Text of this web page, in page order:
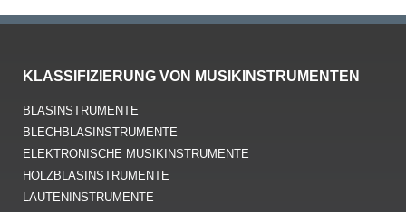
KLASSIFIZIERUNG VON MUSIKINSTRUMENTEN
BLASINSTRUMENTE
BLECHBLASINSTRUMENTE
ELEKTRONISCHE MUSIKINSTRUMENTE
HOLZBLASINSTRUMENTE
LAUTENINSTRUMENTE